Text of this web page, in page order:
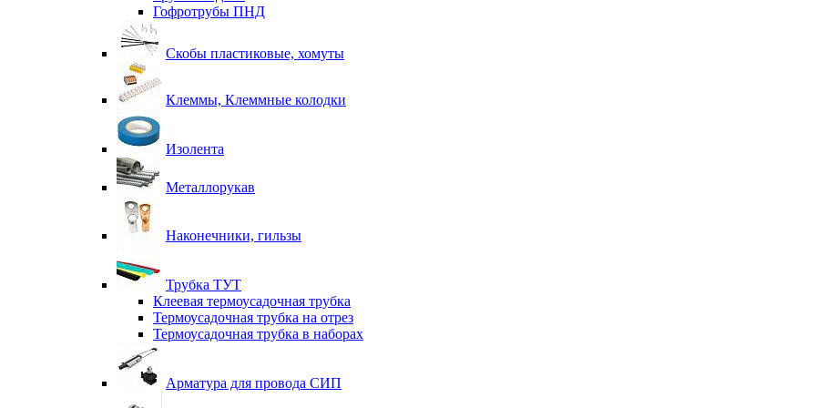
Гофротрубы ПНД
Скобы пластиковые, хомуты
Клеммы, Клеммные колодки
Изолента
Металлорукав
Наконечники, гильзы
Трубка ТУТ
Клеевая термоусадочная трубка
Термоусадочная трубка на отрез
Термоусадочная трубка в наборах
Арматура для провода СИП